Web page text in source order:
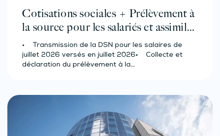
Cotisations sociales + Prélèvement à
la source pour les salariés et assimilés
(effectif d’au moins 50 salariés)
• Transmission de la DSN pour les salaires de
juillet 2026 versés en juillet 2026• Collecte et
déclaration du prélèvement à la…